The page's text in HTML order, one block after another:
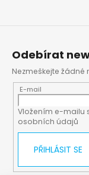
Odebírat
Nezmeškejte žádné
E-mail
Vložením e-mailu
osobních údajů
PŘIHLÁSIT SE